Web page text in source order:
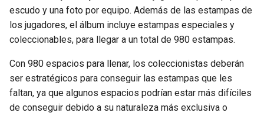
escudo y una foto por equipo. Además de las estampas de
los jugadores, el álbum incluye estampas especiales y
coleccionables, para llegar a un total de 980 estampas.
Con 980 espacios para llenar, los coleccionistas deberán
ser estratégicos para conseguir las estampas que les
faltan, ya que algunos espacios podrían estar más difíciles
de conseguir debido a su naturaleza más exclusiva o